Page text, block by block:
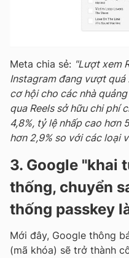
Meta chia sẻ: "Lượt xem
Instagram đang vượt
cơ hội cho các nhà
qua Reels sở hữu chi phí
4,8%, tỷ lệ nhấp cao hơn
hơn 2,9% so với các loại
3. Google "khai
thống, chuyển
thống passkey
Mới đây, Google thông
(mã khóa) sẽ trở thành